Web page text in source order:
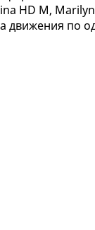
HD M,
движения по